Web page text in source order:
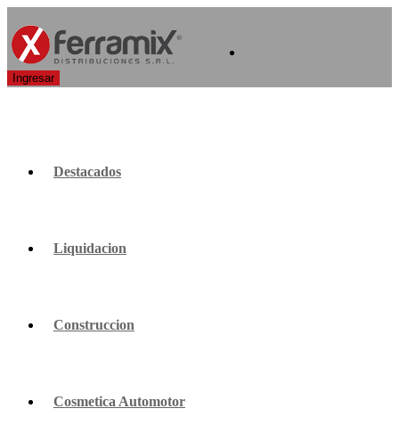
Destacados
Liquidacion
Construccion
Cosmetica Automotor